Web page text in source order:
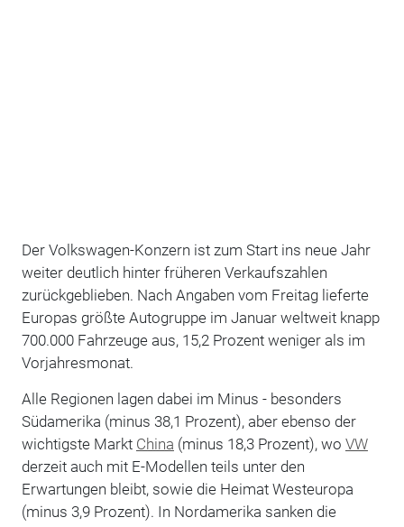
Der Volkswagen-Konzern ist zum Start ins neue Jahr
weiter deutlich hinter früheren Verkaufszahlen
zurückgeblieben. Nach Angaben vom Freitag lieferte
Europas größte Autogruppe im Januar weltweit knapp
700.000 Fahrzeuge aus, 15,2 Prozent weniger als im
Vorjahresmonat.
Alle Regionen lagen dabei im Minus - besonders
Südamerika (minus 38,1 Prozent), aber ebenso der
wichtigste Markt China (minus 18,3 Prozent), wo VW
derzeit auch mit E-Modellen teils unter den
Erwartungen bleibt, sowie die Heimat Westeuropa
(minus 3,9 Prozent). In Nordamerika sanken die